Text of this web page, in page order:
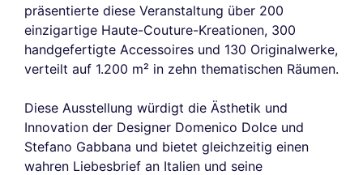
präsentierte diese Veranstaltung über 200
einzigartige Haute-Couture-Kreationen, 300
handgefertigte Accessoires und 130 Originalwerke,
verteilt auf 1.200 m² in zehn thematischen Räumen.
Diese Ausstellung würdigt die Ästhetik und
Innovation der Designer Domenico Dolce und
Stefano Gabbana und bietet gleichzeitig einen
wahren Liebesbrief an Italien und seine